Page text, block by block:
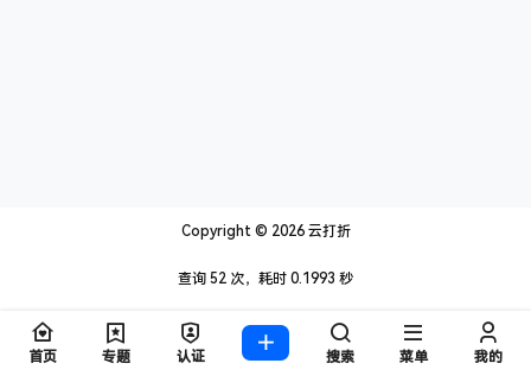
Copyright © 2026云打折
查询 52 次，耗时 0.1993 秒
首页 专题 认证 搜索 菜单 我的